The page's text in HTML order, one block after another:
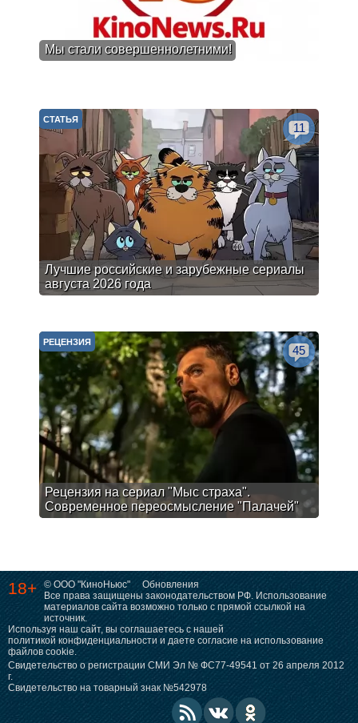
Мы стали совершеннолетними!
Лучшие российские и зарубежные сериалы
августа 2026 года
СТАТЬЯ
11
Рецензия на сериал "Мыс страха".
Современное переосмысление "Палачей"
РЕЦЕНЗИЯ
45
18+ © ООО "КиноНьюс"
Обновления
Все права защищены законодательством РФ. Использование
материалов сайта возможно только с прямой ссылкой на
источник.
Используя наш сайт, вы соглашаетесь с нашей
политикой конфиденциальности и даете согласие на использование
файлов cookie.
Свидетельство о регистрации СМИ Эл № ФС77-49541 от 26 апреля 2012
г.
Свидетельство на товарный знак №542978